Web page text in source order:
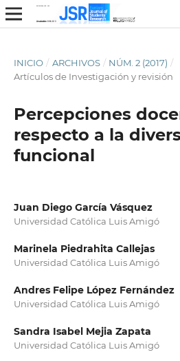
INICIO / ARCHIVOS / NÚM. 2 (2017) /
Artículos de Investigación y revisión
Percepciones
respecto a la
funcional
Juan Diego García Vásquez
Universidad Católica Luis Amigó
Marinela Piedrahita Callejas
Universidad Católica Luis Amigó
Andres Felipe López Fernández
Universidad Católica Luis Amigó
Sandra Isabel Mejia Zapata
Universidad Católica Luis Amigó